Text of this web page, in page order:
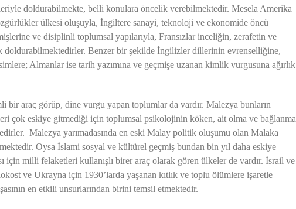
doldurabilmekte, belli konulara öncelik verebilmektedir. Mesela Amerika
ülkesi oluşuyla, İngiltere sanayi, teknoloji ve ekonomide öncü
ve disiplinli toplumsal yapılarıyla, Fransızlar inceliğin, zerafetin ve
doldurabilmektedirler. Benzer bir şekilde İngilizler dillerinin evrenselliğine,
Almanlar ise tarih yazımına ve geçmişe uzanan kimlik vurgusuna ağırlık
araç görüp, dine vurgu yapan toplumlar da vardır. Malezya bunların
çok eskiye gitmediği için toplumsal psikolojinin köken, ait olma ve bağlanma
Malezya yarımadasında en eski Malay politik oluşumu olan Malaka
Oysa İslami sosyal ve kültürel geçmiş bundan bin yıl daha eskiye
için milli felaketleri kullanışlı birer araç olarak gören ülkeler de vardır. İsrail ve
ve Ukrayna için 1930’larda yaşanan kıtlık ve toplu ölümlere işaretle
en etkili unsurlarından birini temsil etmektedir.